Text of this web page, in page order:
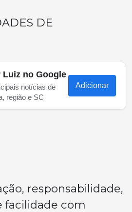
DE
Luiz no Google
notícias de
região e SC
Adicionar
responsabilidade,
facilidade com